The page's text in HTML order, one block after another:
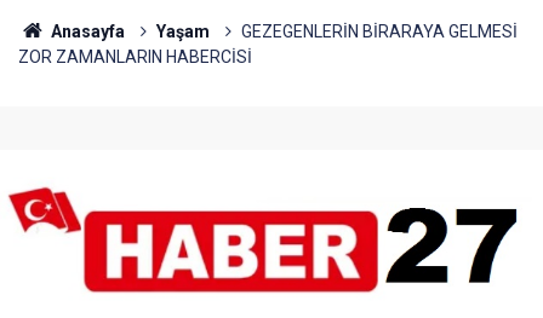
Anasayfa Yaşam
GEZEGENLERİN BİRARAYA GELMESİ
ZOR ZAMANLARIN HABERCİSİ